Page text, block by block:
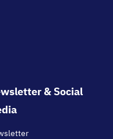
& Social